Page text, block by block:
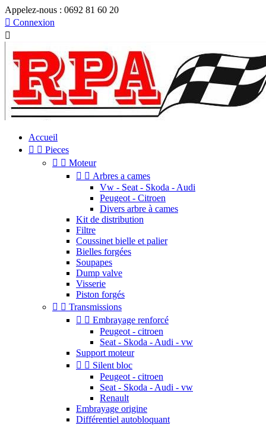
Appelez-nous : 0692 81 60 20
 Connexion

Accueil
  Pieces
  Moteur
  Arbres a cames
Vw - Seat - Skoda - Audi
Peugeot - Citroen
Divers arbre à cames
Kit de distribution
Filtre
Coussinet bielle et palier
Bielles forgées
Soupapes
Dump valve
Visserie
Piston forgés
  Transmissions
  Embrayage renforcé
Peugeot - citroen
Seat - Skoda - Audi - vw
Support moteur
  Silent bloc
Peugeot - citroen
Seat - Skoda - Audi - vw
Renault
Embrayage origine
Différentiel autobloquant